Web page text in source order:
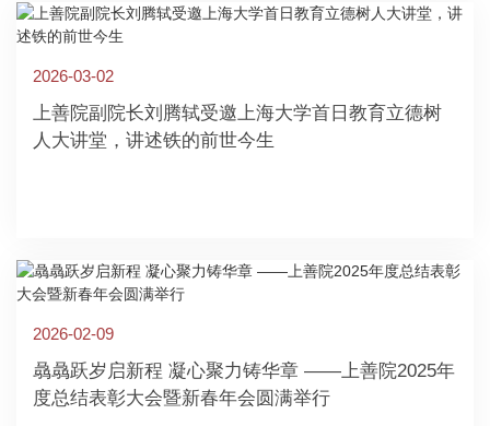
2026-03-02
上善院副院长刘腾轼受邀上海大学首日教育立德树
人大讲堂，讲述铁的前世今生
2026-02-09
骉骉跃岁启新程 凝心聚力铸华章 ——上善院2025年
度总结表彰大会暨新春年会圆满举行